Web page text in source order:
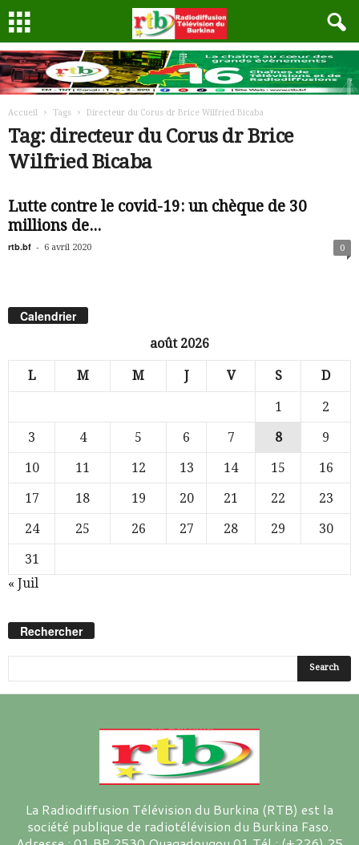
Accueil Tags Directeur du Corus dr Brice Wilfried Bicaba
Tag: directeur du Corus dr Brice
Wilfried Bicaba
Lutte contre le covid-19: un chèque de 30
millions de...
rtb.bf - 6 avril 2020 0
Calendrier
août 2026
L M M J V S D
1
2
3
4 5 6 7 8
9
10
11 12 13 14 15
16
17
18 19 20 21 22
23
24
25 26 27 28 29
30
31
« Juil
Rechercher
La Radiodiffusion Télévision du Burkina (RTB) est la
société publique de radiotélévision du Burkina Faso.